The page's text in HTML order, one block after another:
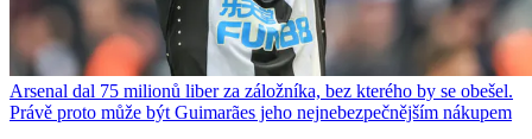
Arsenal dal 75 milionů liber za záložníka, bez kterého by se obešel.
Právě proto může být Guimarães jeho nejnebezpečnějším nákupem